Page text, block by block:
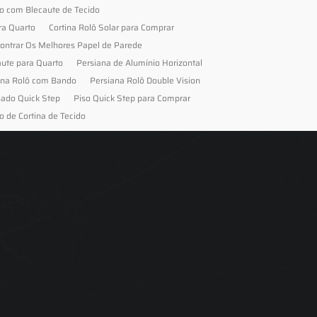
com Blecaute de Tecido
Quarto
Cortina Rolô Solar para Comprar
Os Melhores Papel de Parede
para Quarto
Persiana de Alumínio Horizontal
Rolô com Bando
Persiana Rolô Double Vision
Quick Step
Piso Quick Step para Comprar
de Cortina de Tecido